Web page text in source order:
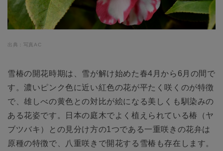
出典：写真AC
雪椿の開花時期は、雪が解け始めた春4月から6月の間で
す。濃いピンク色に近い紅色の花が平たく咲くのが特徴
で、雄しべの黄色との対比が絵になる美しくも馴染みの
ある花姿です。日本の庭木でよく植えられている椿（ヤ
ブツバキ）との見分け方の1つである一重咲きの花弁は
原種の特徴で、八重咲きで開花する雪椿も存在します。